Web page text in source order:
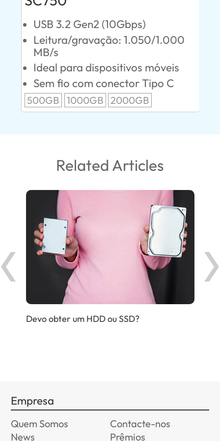
USB 3.2 Gen2 (10Gbps)
Leitura/gravação: 1.050/1.000
MB/s
Ideal para dispositivos móveis
Sem fio com conector Tipo C
500GB 1000GB 2000GB
Related Articles
Devo obter um HDD ou SSD?
Empresa
Quem Somos
Contacte-nos
News
Prêmios